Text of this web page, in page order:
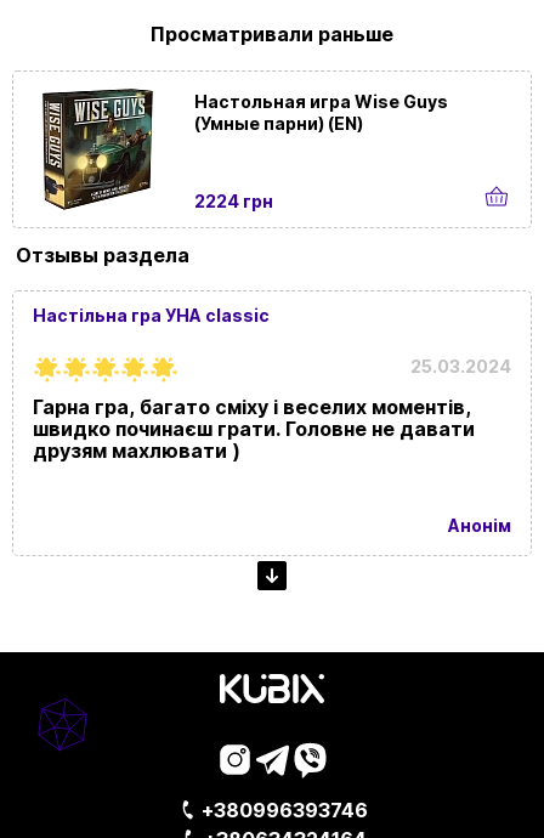
Просматривали раньше
Настольная игра Wise Guys
(Умные парни) (EN)
2224 грн
Отзывы раздела
Анонім
25.03.2024
Настільна гра УНА classic
Гарна гра, багато сміху і веселих моментів,
швидко починаєш грати. Головне не давати
друзям махлювати )
+380996393746